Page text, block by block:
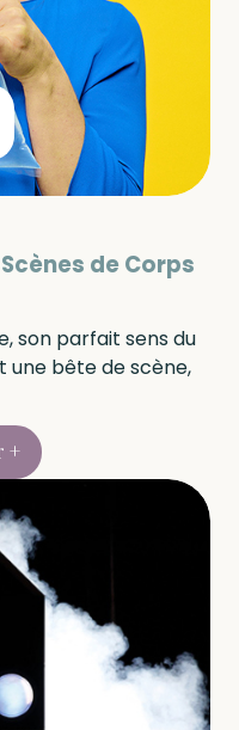
Scènes de Corps
son parfait sens du
une bête de scène,
+